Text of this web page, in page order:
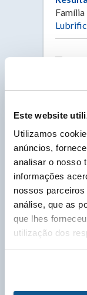
Este website
Utilizamos
anúncios,
analisar o nosso
informações
nossos
análise, que as
que lhes
utilização dos
Família
aerossol.
VETOUL
sabão